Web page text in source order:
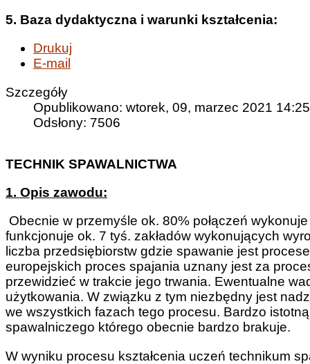
5. Baza dydaktyczna i warunki kształcenia:
Drukuj
E-mail
Szczegóły
Opublikowano: wtorek, 09, marzec 2021 14:25
Odsłony: 7506
TECHNIK SPAWALNICTWA
1. Opis zawodu:
Obecnie w przemyśle ok. 80% połączeń
funkcjonuje ok. 7 tyś. zakładów wykonujących
liczba przedsiębiorstw gdzie spawanie jest
europejskich proces spajania uznany jest za
przewidzieć w trakcie jego trwania. Ewentualne
użytkowania. W związku z tym niezbędny jest
we wszystkich fazach tego procesu. Bardzo
spawalniczego którego obecnie bardzo brakuje.
W wyniku procesu kształcenia uczeń technikum